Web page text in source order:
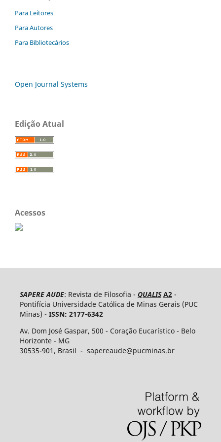
Para Leitores
Para Autores
Para Bibliotecários
Open Journal Systems
Edição Atual
Acessos
SAPERE AUDE: Revista de Filosofia - QUALIS A2-
Pontifícia Universidade Católica de Minas Gerais (PUC
Minas) - ISSN: 2177-6342
Av. Dom José Gaspar, 500 - Coração Eucarístico - Belo
Horizonte - MG
30535-​901, Brasil - sapereaude@pucminas.br